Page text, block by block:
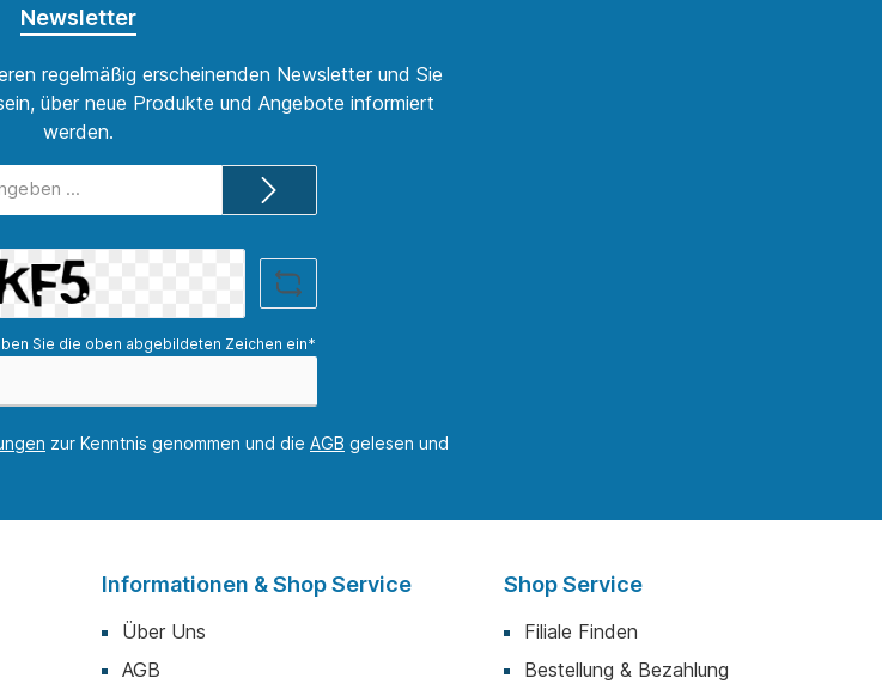
Newsletter
regelmäßig erscheinenden Newsletter und Sie
über neue Produkte und Angebote informiert
werden.
Mail-
Adresse*
Sie die oben abgebildeten Zeichen ein*
zur Kenntnis genommen und die AGB gelesen und
Informationen & Shop Service
Über Uns
AGB
Shop Service
Filiale Finden
Bestellung & Bezahlung